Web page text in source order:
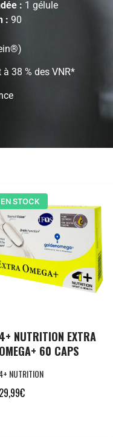
: 1 gélule
: 90
38 % des VNR*
EN STOCK
4+ NUTRITION EXTRA
OMEGA+ 60 CAPS
NUTRITION
29,99€